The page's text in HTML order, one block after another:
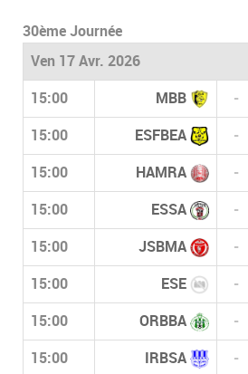
30ème Journée
Ven 17 Avr. 2026
15:00 MBB -
15:00 ESFBEA -
15:00 HAMRA -
15:00 ESSA -
15:00 JSBMA -
15:00 ESE -
15:00 ORBBA -
15:00 IRBSA -